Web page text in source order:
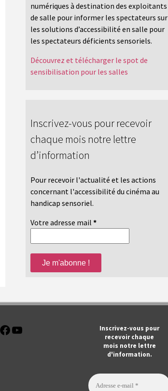
numériques à destination des exploitants
de salle pour informer les spectateurs sur
les solutions d’accessibilité en salle pour
les spectateurs déficients sensoriels.
Découvrez et télécharger le spot de
sensibilisation pour les salles
Inscrivez-vous pour recevoir
chaque mois notre lettre
d’information
Pour recevoir l'actualité et les actions
concernant l'accessibilité du cinéma au
handicap sensoriel.
Votre adresse mail *
Instagram
Facebook
Inscrivez-vous pour
recevoir chaque
mois notre lettre
d'information.